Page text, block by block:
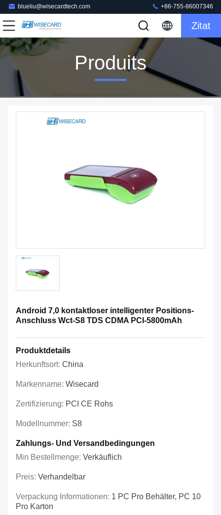
blueliu@wisecardtech.com +86-755-86007346
Zitat
Produits
Android 7,0 kontaktloser intelligenter Positions-
Anschluss Wct-S8 TDS CDMA PCI-5800mAh
Produktdetails
Herkunftsort: China
Markenname: Wisecard
Zertifizierung: PCI CE Rohs
Modellnummer: S8
Zahlungs- Und Versandbedingungen
Min Bestellmenge: Verkäuflich
Preis: Verhandelbar
Verpackung Informationen: 1 PC Pro Behälter, PC 10
Pro Karton